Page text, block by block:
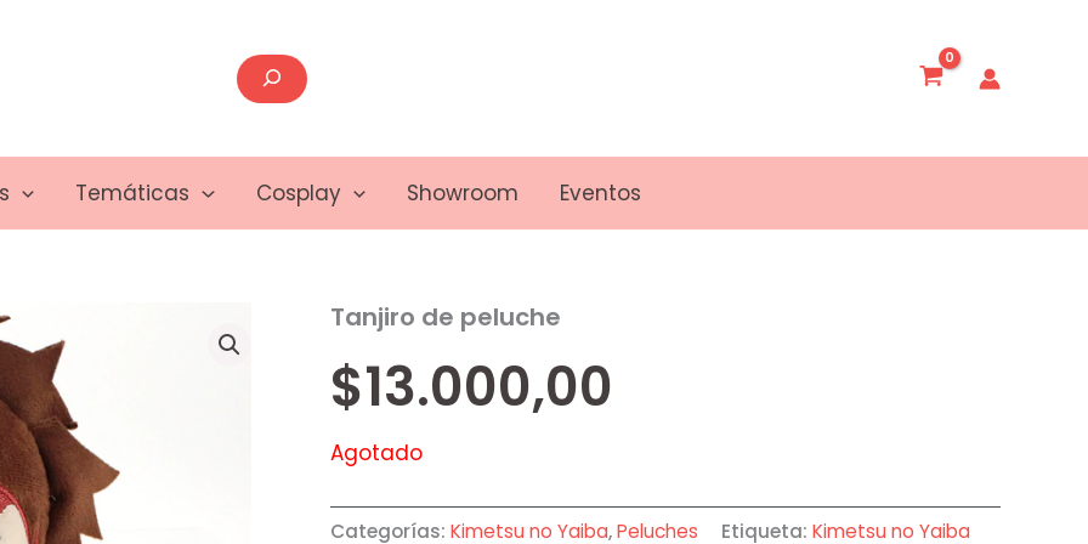
Temáticas Cosplay Showroom Eventos
Tanjiro de peluche
$13.000,00
Agotado
Categorías: Kimetsu no Yaiba,Peluches Etiqueta: Kimetsu no Yaiba